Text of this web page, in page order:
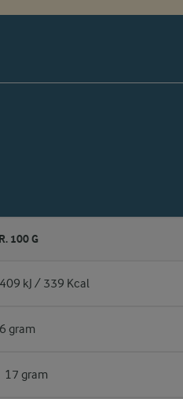
100 G
kJ / 339 Kcal
gram
17 gram